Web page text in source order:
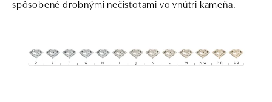
spôsobené drobnými nečistotami vo vnútri kameňa.